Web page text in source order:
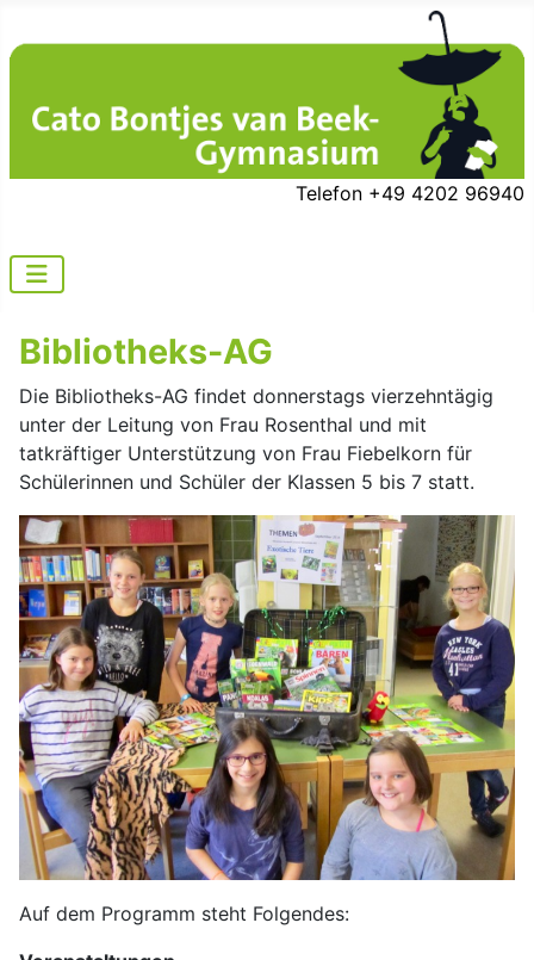
Telefon +49 4202 96940
Bibliotheks-AG
Die Bibliotheks-AG findet donnerstags vierzehntägig
unter der Leitung von Frau Rosenthal und mit
tatkräftiger Unterstützung von Frau Fiebelkorn für
Schülerinnen und Schüler der Klassen 5 bis 7 statt.
Auf dem Programm steht Folgendes: